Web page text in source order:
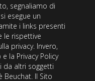
segnaliamo di
esegue un
i links presenti
le rispettive
privacy. Invero,
la Privacy Policy
da altri soggetti
Beuchat. Il Sito